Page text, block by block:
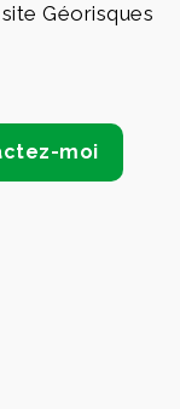
Géorisques
moi